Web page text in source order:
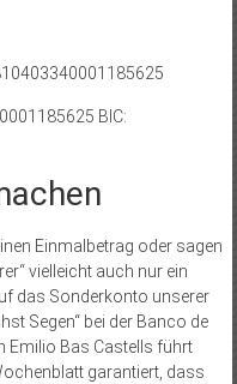
BIC:
Einmalbetrag oder sagen
vielleicht auch nur ein
das Sonderkonto unserer
Segen“ bei der Banco de
Emilio Bas Castells führt
garantiert, dass